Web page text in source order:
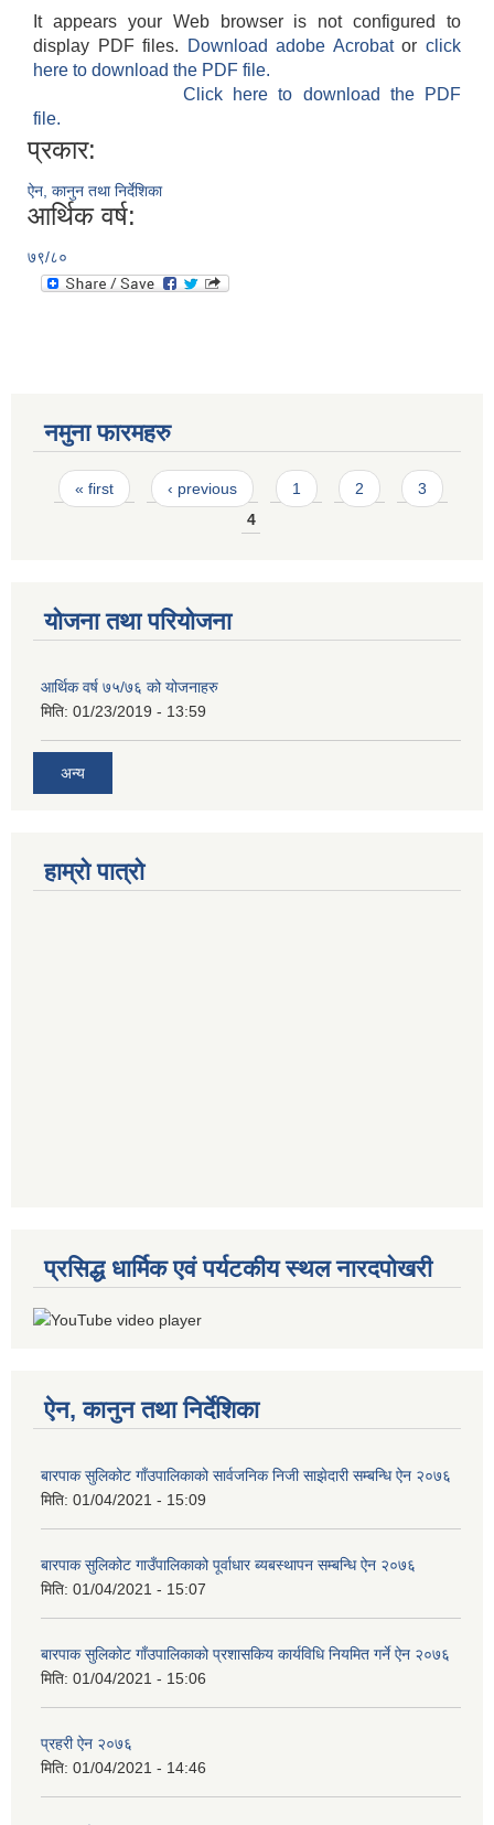
It appears your Web browser is not configured to
display PDF files.
Download adobe Acrobatorclick
here to download the PDF file.
Click here to download the PDF
file.
प्रकार:
ऐन, कानुन तथा निर्देशिका
आर्थिक वर्ष:
७९/८०
नमुना फारमहरु
Pages
« first ‹ previous 1 2
3
4
योजना तथा परियोजना
आर्थिक वर्ष ७५/७६ को योजनाहरु
मिति: 01/23/2019 - 13:59
अन्य
हाम्रो पात्रो
प्रसिद्ध धार्मिक एवं पर्यटकीय स्थल नारदपोखरी
ऐन, कानुन तथा निर्देशिका
बारपाक सुलिकोट गाँउपालिकाको सार्वजनिक निजी साझेदारी सम्बन्धि ऐन २०७६
मिति: 01/04/2021 - 15:09
बारपाक सुलिकोट गाउँपालिकाको पूर्वाधार ब्यबस्थापन सम्बन्धि ऐन २०७६
मिति: 01/04/2021 - 15:07
बारपाक सुलिकोट गाँउपालिकाको प्रशासकिय कार्यविधि नियमित गर्ने ऐन २०७६
मिति: 01/04/2021 - 15:06
प्रहरी ऐन २०७६
मिति: 01/04/2021 - 14:46